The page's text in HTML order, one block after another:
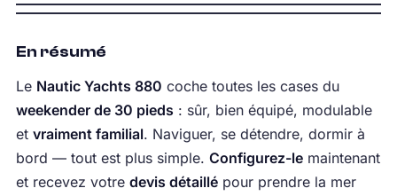
En résumé
Le Nautic Yachts 880 coche toutes les cases du
weekender de 30 pieds : sûr, bien équipé, modulable
et vraiment familial. Naviguer, se détendre, dormir à
bord — tout est plus simple. Configurez-lemaintenant
et recevez votre devis détaillépour prendre la mer